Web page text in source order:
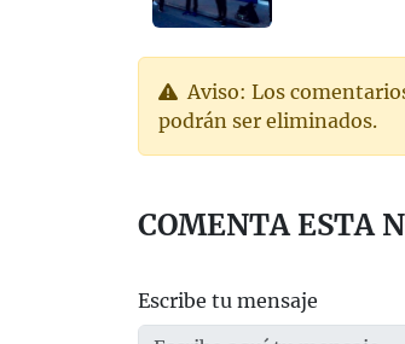
Aviso: Los
podrán ser eliminados.
COMENTA ESTA
Escribe tu mensaje